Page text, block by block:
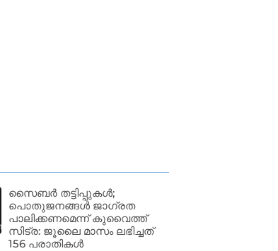
സൈബർ തട്ടിപ്പുകൾ;
പൊതുജനങ്ങൾ ജാഗ്രത
പാലിക്കണമെന്ന് കുവൈത്ത്
സിട്ര: ജൂലൈ മാസം ലഭിച്ചത്
156 പരാതികൾ